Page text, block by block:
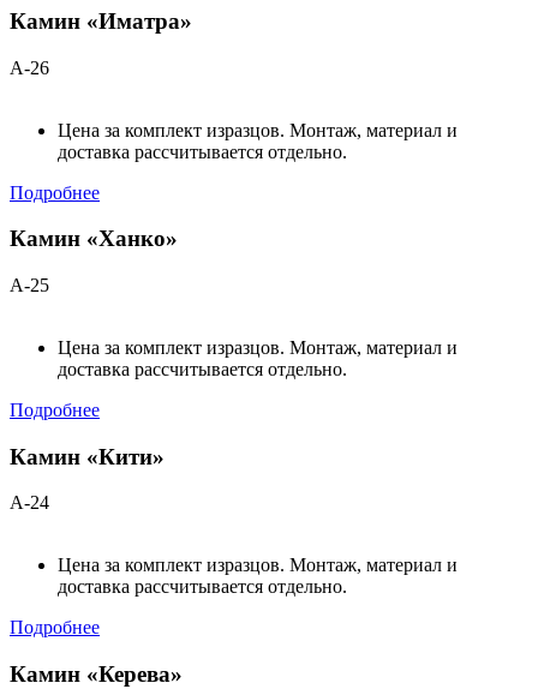
Камин «Иматра»
А-26
Цена за комплект изразцов. Монтаж, материал и
доставка рассчитывается отдельно.
Подробнее
Камин «Ханко»
А-25
Цена за комплект изразцов. Монтаж, материал и
доставка рассчитывается отдельно.
Подробнее
Камин «Кити»
А-24
Цена за комплект изразцов. Монтаж, материал и
доставка рассчитывается отдельно.
Подробнее
Камин «Керева»